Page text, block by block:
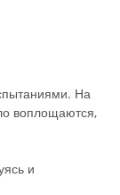
На
воплощаются,
и